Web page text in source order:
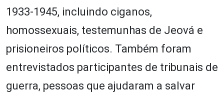
1933-1945, incluindo ciganos,
homossexuais, testemunhas de Jeová e
prisioneiros políticos. Também foram
entrevistados participantes de tribunais de
guerra, pessoas que ajudaram a salvar